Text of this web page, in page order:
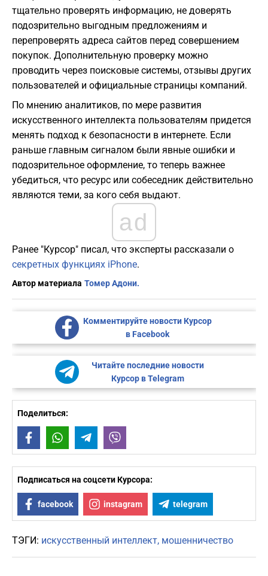
тщательно проверять информацию, не доверять
подозрительно выгодным предложениям и
перепроверять адреса сайтов перед совершением
покупок. Дополнительную проверку можно
проводить через поисковые системы, отзывы других
пользователей и официальные страницы компаний.
По мнению аналитиков, по мере развития
искусственного интеллекта пользователям придется
менять подход к безопасности в интернете. Если
раньше главным сигналом были явные ошибки и
подозрительное оформление, то теперь важнее
убедиться, что ресурс или собеседник действительно
являются теми, за кого себя выдают.
ad
Ранее "Курсор" писал, что эксперты рассказали о
секретных функциях iPhone.
Автор материала Томер Адони.
Комментируйте новости Курсор
в Facebook
Читайте последние новости
Курсор в Telegram
Поделиться:
FacebookWhatsAppTelegram
Подписаться на соцсети Курсора:
facebook instagram telegram
ТЭГИ: искусственный интеллект мошенничество